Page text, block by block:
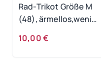
Rad-Trikot Größe M
(48), ärmellos,wenig
10,00 €